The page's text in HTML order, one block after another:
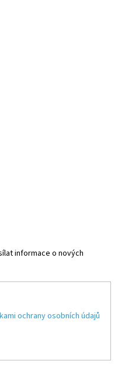
informace o nových
ochrany osobních údajů